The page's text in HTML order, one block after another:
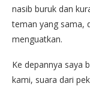
nasib buruk dan
teman yang sama,
menguatkan.
Ke depannya saya
kami, suara dari